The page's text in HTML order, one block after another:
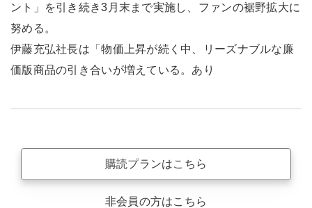
ント」を引き続き3月末まで実施し、ファンの裾野拡大に
努める。
伊藤充弘社長は「物価上昇が続く中、リーズナブルな廉
価版商品の引き合いが増えている。あり
購読プランはこちら
非会員の方はこちら